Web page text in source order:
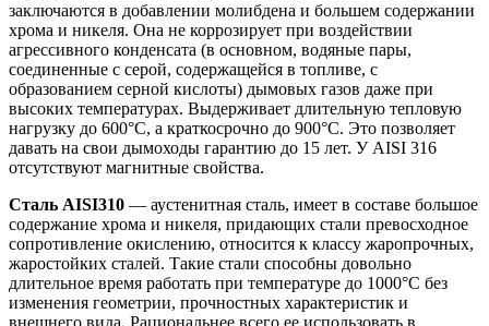
заключаются в добавлении молибдена и большем содержании
хрома и никеля. Она не коррозирует при воздействии
агрессивного конденсата (в основном, водяные пары,
соединенные с серой, содержащейся в топливе, с
образованием серной кислоты) дымовых газов даже при
высоких температурах. Выдерживает длительную тепловую
нагрузку до 600°С, а краткосрочно до 900°С. Это позволяет
давать на свои дымоходы гарантию до 15 лет. У AISI 316
отсутствуют магнитные свойства.
Сталь AISI310 — аустенитная сталь, имеет в составе большое
содержание хрома и никеля, придающих стали превосходное
сопротивление окислению, относится к классу жаропрочных,
жаростойких сталей. Такие стали способны довольно
длительное время работать при температуре до 1000°С без
изменения геометрии, прочностных характеристик и
внешнего вида. Рациональнее всего ее использовать в